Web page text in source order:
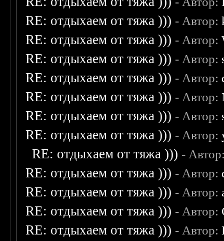
RE: отдыхаем от тяжа ))) - Автор:
RE: отдыхаем от тяжа ))) - Автор:
RE: отдыхаем от тяжа ))) - Автор:
RE: отдыхаем от тяжа ))) - Автор:
RE: отдыхаем от тяжа ))) - Автор:
RE: отдыхаем от тяжа ))) - Автор:
RE: отдыхаем от тяжа ))) - Автор:
RE: отдыхаем от тяжа ))) -
RE: отдыхаем от тяжа ))) - Автор:
RE: отдыхаем от тяжа ))) - Автор:
RE: отдыхаем от тяжа ))) - Автор:
RE: отдыхаем от тяжа ))) - Автор: